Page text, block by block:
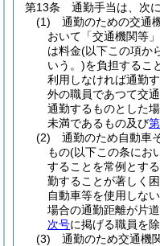
第13条
通勤手当は、次
(1)
通勤のための交通
おいて「交通機関等
は料金(以下この項か
いう。)を負担するこ
利用しなければ通勤
外の職員であつて交
通勤するものとした
未満であるもの及び
(2)
通勤のため自動車
もの(以下この条にお
することを常例とす
勤することが著しく
自動車等を使用しな
場合の通勤距離が片
次号に掲げる職員を
(3)
通勤のため交通機